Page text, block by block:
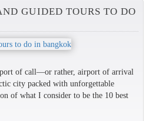
GUIDED TOURS TO DO
of call—or rather, airport of arrival
city packed with unforgettable
of what I consider to be the 10 best